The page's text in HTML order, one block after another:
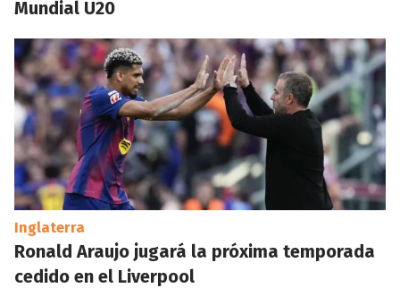
Mundial U20
Inglaterra
Ronald Araujo jugará la próxima temporada
cedido en el Liverpool